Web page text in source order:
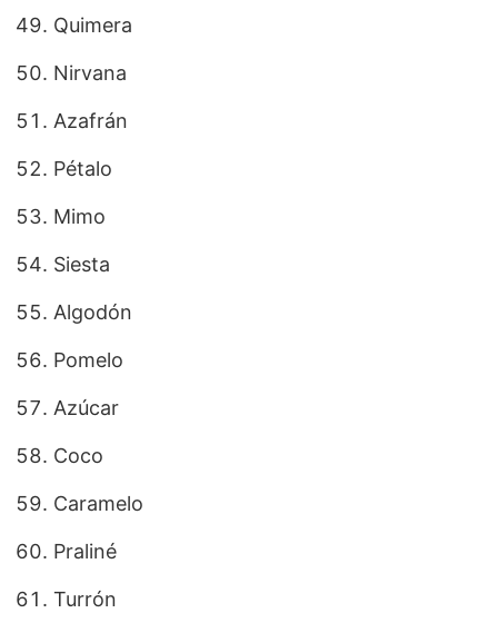
Quimera
Nirvana
Azafrán
Pétalo
Mimo
Siesta
Algodón
Pomelo
Azúcar
Coco
Caramelo
Praliné
Turrón